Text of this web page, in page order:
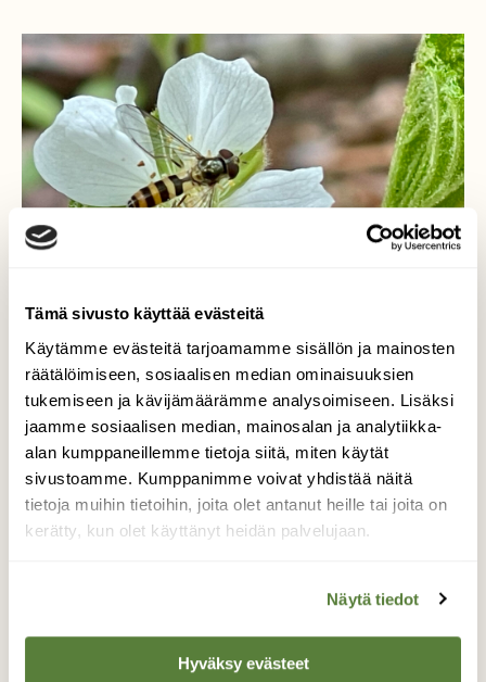
Tämä sivusto käyttää evästeitä
Käytämme evästeitä tarjoamamme sisällön ja mainosten
räätälöimiseen, sosiaalisen median ominaisuuksien
tukemiseen ja kävijämäärämme analysoimiseen. Lisäksi
jaamme sosiaalisen median, mainosalan ja analytiikka-
alan kumppaneillemme tietoja siitä, miten käytät
sivustoamme. Kumppanimme voivat yhdistää näitä
tietoja muihin tietoihin, joita olet antanut heille tai joita on
kerätty, kun olet käyttänyt heidän palvelujaan.
Näytä tiedot
Hyväksy evästeet
Hillan kukintaa
Kukka ja kukkakärpänen.
Valokuvaaja: Liisa Niiva-Korpela, Taipalsaari
TAKAISIN LISTAAN